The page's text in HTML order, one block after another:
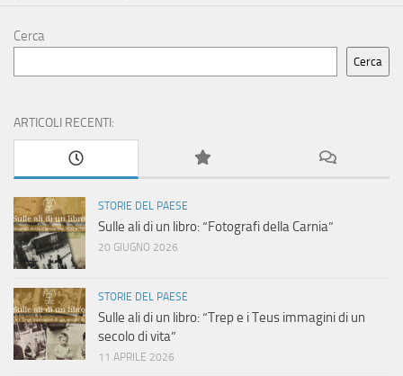
Cerca
Cerca
ARTICOLI RECENTI:
STORIE DEL PAESE
Sulle ali di un libro: “Fotografi della Carnia”
20 GIUGNO 2026
STORIE DEL PAESE
Sulle ali di un libro: “Trep e i Teus immagini di un
secolo di vita”
11 APRILE 2026